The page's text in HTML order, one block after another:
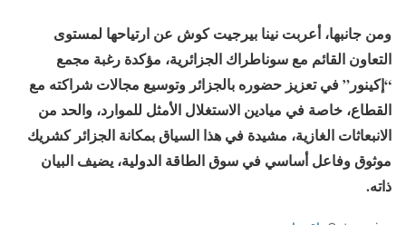
ومن جانبها، أعربت نينا بيرجيت كوش عن ارتياحها لمستوى
التعاون القائم مع سوناطراك الجزائرية، مؤكدة رغبة مجمع
“إكينور” في تعزيز حضوره بالجزائر وتوسيع مجالات شراكته مع
القطاع، خاصة في ميادين الاستغلال الأمثل للموارد، والحد من
الانبعاثات الغازية، مشيدة في هذا السياق بمكانة الجزائر كشريك
موثوق وفاعل أساسي في سوق الطاقة الدولية، يضيف البيان
ذاته.